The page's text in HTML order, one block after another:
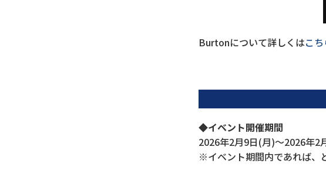
Burtonについて詳しくはこち
◆イベント開催期間
2026年2月9日(月)〜2026年2
※イベント期間内であれば、